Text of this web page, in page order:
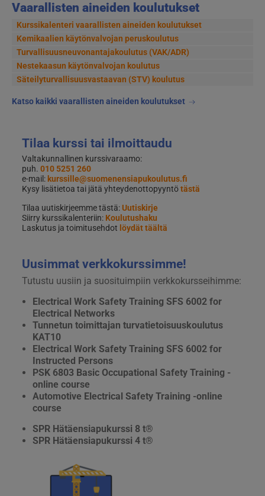
Vaarallisten aineiden koulutukset
Kurssikalenteri vaarallisten aineiden koulutukset
Kemikaalien käytönvalvojan peruskoulutus
Turvallisuusneuvonantajakoulutus (VAK/ADR)
Nestekaasun käytönvalvojan koulutus
Säteilyturvallisuusvastaavan (STV) koulutus
Katso kaikki vaarallisten aineiden koulutukset
Tilaa kurssi tai ilmoittaudu
Valtakunnallinen kurssivaraamo:
puh. 010 5251 260
e-mail: kurssille@suomenensiapukoulutus.fi
Kysy lisätietoa tai jätä yhteydenottopyyntötästä
Tilaa uutiskirjeemme tästä:Uutiskirje
Siirry kurssikalenteriin: Koulutushaku
Laskutus ja toimitusehdot löydät täältä
Uusimmat verkkokurssimme!
Tutustu uusiin ja suosituimpiin verkkokursseihimme:
Electrical Work Safety Training SFS 6002 for
Electrical Networks
Tunnetun toimittajan turvatietoisuuskoulutus
KAT10
Electrical Work Safety Training SFS 6002 for
Instructed Persons
PSK 6803 Basic Occupational Safety Training -
online course
Automotive Electrical Safety Training -online
course
SPR Hätäensiapukurssi 8 t®
SPR Hätäensiapukurssi 4 t®